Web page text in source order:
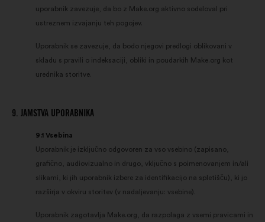
uporabnik zavezuje, da bo z Make.org aktivno sodeloval pri
ustreznem izvajanju teh pogojev.
Uporabnik se zavezuje, da bodo njegovi predlogi oblikovani v
skladu s pravili o indeksaciji, obliki in poudarkih Make.org kot
urednika storitve.
9. JAMSTVA UPORABNIKA
9.1 Vsebina
Uporabnik je izključno odgovoren za vso vsebino (zapisano,
grafično, audiovizualno in drugo, vključno s poimenovanjem in/ali
slikami, ki jih uporabnik izbere za identifikacijo na spletišču), ki jo
razširja v okviru storitev (v nadaljevanju: vsebine).
Uporabnik zagotavlja Make.org, da razpolaga z vsemi pravicami in